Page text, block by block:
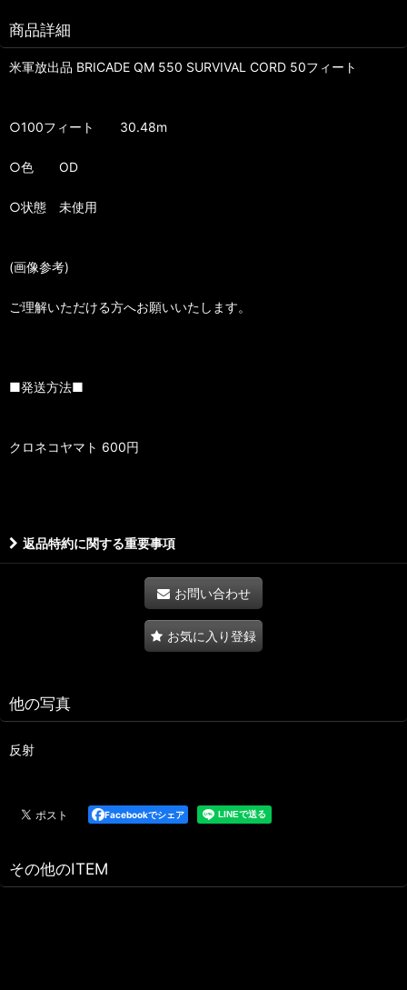
商品詳細
米軍放出品 BRICADE QM 550 SURVIVAL CORD 50フィート
○100フィート 30.48m
○色 OD
○状態 未使用
(画像参考)
ご理解いただける方へお願いいたします。
■発送方法■
クロネコヤマト 600円
返品特約に関する重要事項
お問い合わせ
お気に入り登録
他の写真
反射
Facebookでシェア
その他のITEM